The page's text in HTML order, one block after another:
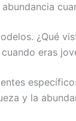
¿Qué
eras
y la